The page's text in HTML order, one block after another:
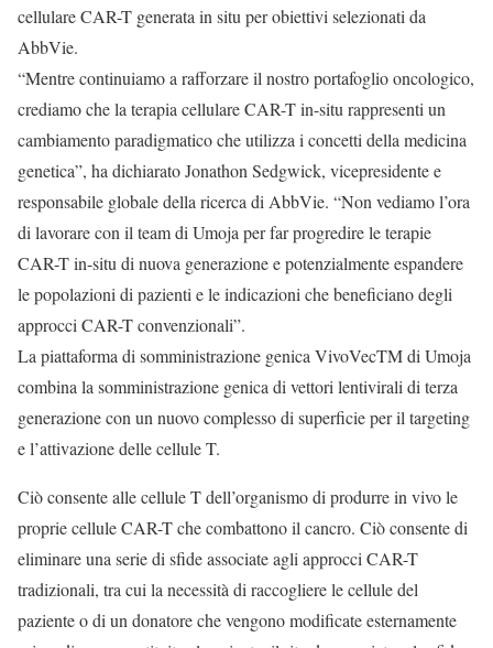
cellulare CAR-T generata in situ per obiettivi selezionati da
AbbVie.
“Mentre continuiamo a rafforzare il nostro portafoglio oncologico,
crediamo che la terapia cellulare CAR-T in-situ rappresenti un
cambiamento paradigmatico che utilizza i concetti della medicina
genetica”, ha dichiarato Jonathon Sedgwick, vicepresidente e
responsabile globale della ricerca di AbbVie. “Non vediamo l’ora
di lavorare con il team di Umoja per far progredire le terapie
CAR-T in-situ di nuova generazione e potenzialmente espandere
le popolazioni di pazienti e le indicazioni che beneficiano degli
approcci CAR-T convenzionali”.
La piattaforma di somministrazione genica VivoVecTM di Umoja
combina la somministrazione genica di vettori lentivirali di terza
generazione con un nuovo complesso di superficie per il targeting
e l’attivazione delle cellule T.
Ciò consente alle cellule T dell’organismo di produrre in vivo le
proprie cellule CAR-T che combattono il cancro. Ciò consente di
eliminare una serie di sfide associate agli approcci CAR-T
tradizionali, tra cui la necessità di raccogliere le cellule del
paziente o di un donatore che vengono modificate esternamente